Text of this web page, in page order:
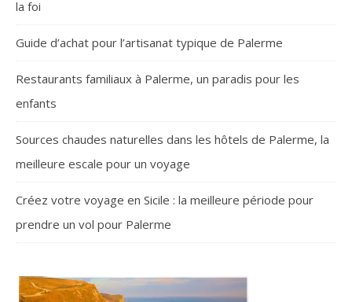
la foi
Guide d’achat pour l’artisanat typique de Palerme
Restaurants familiaux à Palerme, un paradis pour les
enfants
Sources chaudes naturelles dans les hôtels de Palerme, la
meilleure escale pour un voyage
Créez votre voyage en Sicile : la meilleure période pour
prendre un vol pour Palerme